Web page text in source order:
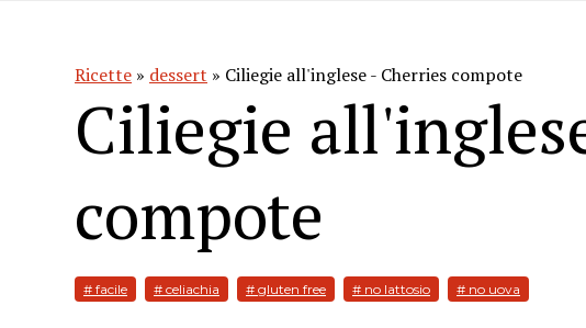
Ricette » dessert » Ciliegie all'inglese - Cherries compote
Ciliegie
compote
# facile # celiachia # gluten free # no lattosio # no uova